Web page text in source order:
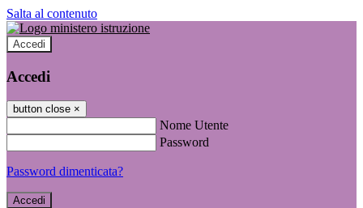
Salta al contenuto
Accedi
Accedi
button close ×
Nome Utente
Password
Password dimenticata?